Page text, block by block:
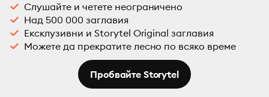
Слушайте и четете неограничено
Над 500 000 заглавия
Ексклузивни и Storytel Original заглавия
Можете да прекратите лесно по всяко време
Пробвайте Storytel